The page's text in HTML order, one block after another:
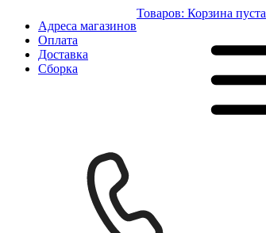
Адреса магазинов
Оплата
Доставка
Сборка
Товаров: Корзина пуста